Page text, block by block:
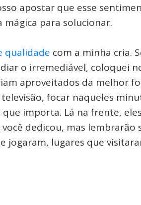
apostar que esse
para solucionar.
qualidade com a minha cria.
o irremediável, coloquei
aproveitados da melhor
focar naqueles
importa. Lá na frente,
dedicou, mas lembrarão
jogaram, lugares que